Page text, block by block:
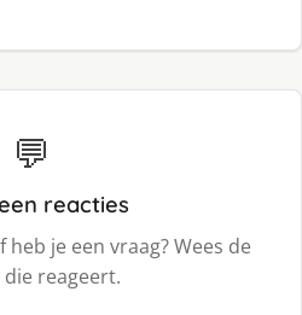
💬
reacties
je een vraag? Wees de
reageert.